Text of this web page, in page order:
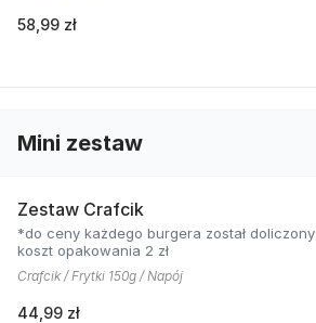
58,99 zł
Mini zestaw
Zestaw Crafcik
*do ceny każdego burgera został doliczony
koszt opakowania 2 zł
Crafcik / Frytki 150g / Napój
44,99 zł